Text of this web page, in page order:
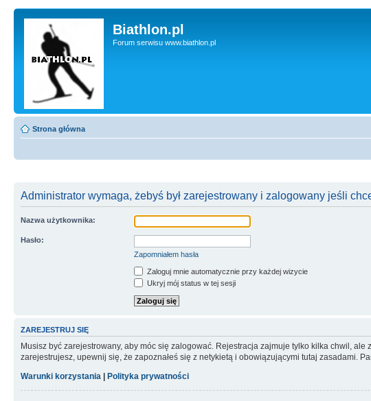
Biathlon.pl
Forum serwisu www.biathlon.pl
Strona główna
Administrator wymaga, żebyś był zarejestrowany i zalogowany jeśli
Nazwa użytkownika:
Hasło:
Zapomniałem hasła
Zaloguj mnie automatycznie przy każdej wizycie
Ukryj mój status w tej sesji
ZAREJESTRUJ SIĘ
Musisz być zarejestrowany, aby móc się zalogować. Rejestracja zajmuje tylko kilka chwil,
zarejestrujesz, upewnij się, że zapoznałeś się z netykietą i obowiązującymi tutaj zasadami.
Warunki korzystania | Polityka prywatności